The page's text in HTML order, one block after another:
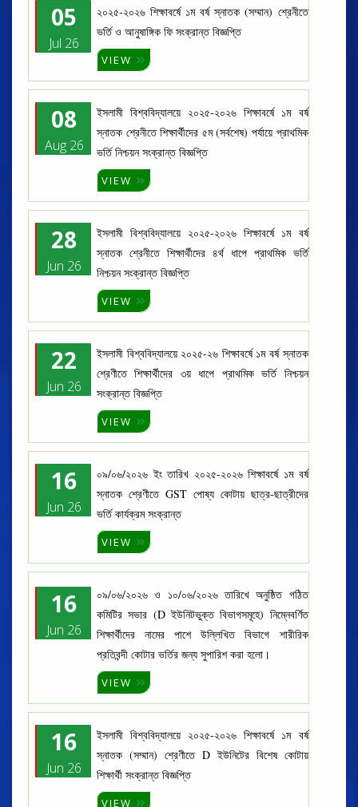
05
Jul 26
২০২৫-২০২৬ শিক্ষাবর্ষে ১ম বর্ষ স্নাতক (সম্মান) শ্রেনীতে
ভর্তি ও আনুষাঙ্গিক ফি সংক্রান্ত বিজ্ঞপ্তি
VIEW
08
Aug 26
ইসলামী বিশ্ববিদ্যালয়ে ২০২৫-২০২৬ শিক্ষাবর্ষে ১ম বর্ষ
স্নাতক শ্রেনীতে শিক্ষার্থীদের ৫ম (সর্বশেষ) পর্যায়ে প্রাথমিক
ভর্তি নিশ্চয়ন সংক্রান্ত বিজ্ঞপ্তি
VIEW
28
Jun 26
ইসলামী বিশ্ববিদ্যালয়ে ২০২৫-২০২৬ শিক্ষাবর্ষে ১ম বর্ষ
স্নাতক শ্রেনীতে শিক্ষার্থীদের ৪র্থ ধাপে প্রাথমিক ভর্তি
নিশ্চয়ন সংক্রান্ত বিজ্ঞপ্তি
VIEW
22
Jun 26
ইসলামী বিশ্ববিদ্যালয়ে ২০২৫-২৬ শিক্ষাবর্ষে ১ম বর্ষ স্নাতক
শ্রেণীতে শিক্ষার্থীদের ৩য় ধাপে প্রাথমিক ভর্তি নিশ্চয়ন
সংক্রান্ত বিজ্ঞপ্তি
VIEW
16
Jun 26
০৯/০৬/২০২৬ ইং তারিখ ২০২৫-২০২৬ শিক্ষাবর্ষে ১ম বর্ষ
স্নাতক শ্রেণীতে GST পোষ্য কোটায় ছাত্র-ছাত্রীদের
ভর্তি কার্যক্রম সংক্রান্ত
VIEW
16
Jun 26
০৯/০৬/২০২৬ ও ১০/০৬/২০২৬ তারিখে অনুষ্ঠিত গঠিত
কমিটির সভার (D ইউনিটভুক্ত বিভাগসমূহে) নিম্নেবর্ণিত
শিক্ষার্থীদের নামের পাশে উল্লিখিত বিভাগে শারীরিক
প্রতিবন্দী কোটার ভর্তির জন্য সুপারিশ করা হলো।
VIEW
16
Jun 26
ইসলামী বিশ্ববিদ্যালয়ে ২০২৫-২০২৬ শিক্ষাবর্ষে ১ম বর্ষ
স্নাতক (সম্মান) শ্রেণীতে D ইউনিটের বিশেষ কোটায়
শিক্ষার্থী সংক্রান্ত বিজ্ঞপ্তি
VIEW